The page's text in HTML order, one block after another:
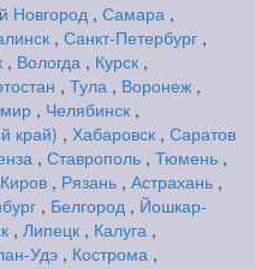
Новгород , Самара ,
, Санкт-Петербург ,
, Вологда , Курск ,
, Тула , Воронеж ,
, Челябинск ,
край) , Хабаровск , Саратов
, Ставрополь , Тюмень ,
Киров , Рязань , Астрахань ,
, Белгород , Йошкар-
, Липецк , Калуга ,
Удэ , Кострома ,